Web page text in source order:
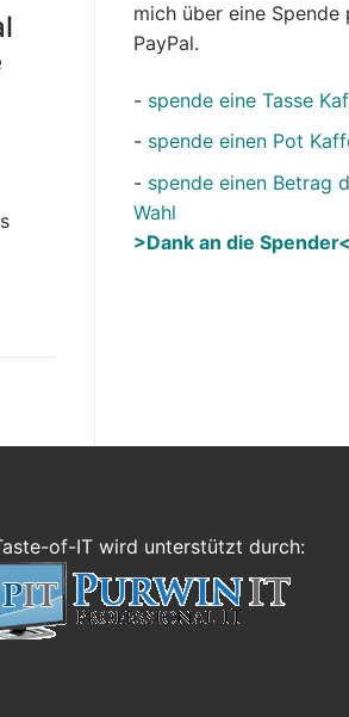
mich über eine Spende
PayPal.
- spende eine Tasse
- spende einen Pot
- spende einen Betrag
Wahl
>Dank an die Spender<
of-IT wird unterstützt durch: